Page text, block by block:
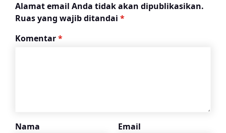
Alamat email Anda tidak akan dipublikasikan.
Ruas yang wajib ditandai *
Komentar*
Nama Email